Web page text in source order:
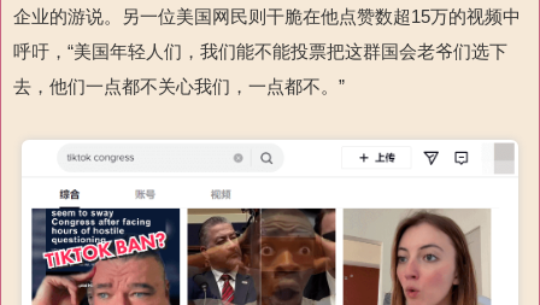
企业的游说。另一位美国网民则干脆在他点赞数超15万的视频中
呼吁，“美国年轻人们，我们能不能投票把这群国会老爷们选下
去，他们一点都不关心我们，一点都不。”